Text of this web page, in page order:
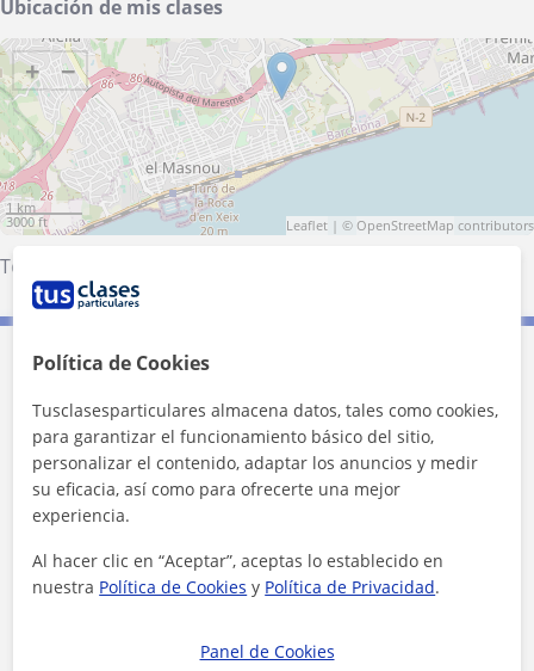
Ubicación de mis clases
+ −
1 km
3000 ft
Leaflet | © OpenStreetMap contributors
Teià
Contacta con Judit
Tarifa 13
1ª clase gratis
Política de Cookies
Tusclasesparticulares almacena datos, tales como cookies,
para garantizar el funcionamiento básico del sitio,
personalizar el contenido, adaptar los anuncios y medir
su eficacia, así como para ofrecerte una mejor
experiencia.
Al hacer clic en “Aceptar”, aceptas lo establecido en
nuestra Política de Cookies y Política de Privacidad.
Panel de Cookies